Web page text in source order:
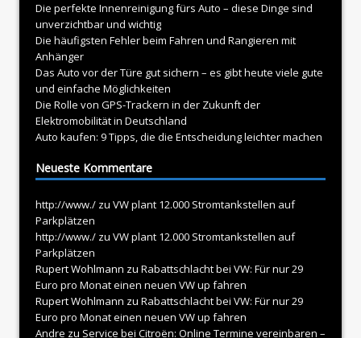
Die perfekte Innenreinigung fürs Auto – diese Dinge sind
unverzichtbar und wichtig
Die häufigsten Fehler beim Fahren und Rangieren mit
Anhänger
Das Auto vor der Türe gut sichern – es gibt heute viele gute
und einfache Möglichkeiten
Die Rolle von GPS-Trackern in der Zukunft der
Elektromobilität in Deutschland
Auto kaufen: 9 Tipps, die die Entscheidung leichter machen
Neueste Kommentare
http://www./ zu VW plant 12.000 Stromtankstellen auf
Parkplätzen
http://www./ zu VW plant 12.000 Stromtankstellen auf
Parkplätzen
Rupert Wohlmann zu Rabattschlacht bei VW: Für nur 29
Euro pro Monat einen neuen VW up fahren
Rupert Wohlmann zu Rabattschlacht bei VW: Für nur 29
Euro pro Monat einen neuen VW up fahren
Andre zu Service bei Citroën: Online Termine vereinbaren –